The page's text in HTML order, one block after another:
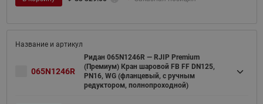
065N1246R
Ридан 065N1246R — RJIP Premium
(Премиум) Кран шаровой FB FF DN125,
PN16, WG (фланцевый, с ручным
редуктором, полнопроходной)